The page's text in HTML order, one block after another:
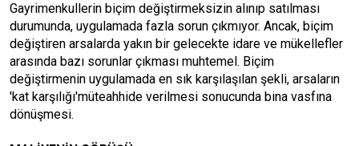
Gayrimenkullerin biçim değiştirmeksizin alınıp satılması
durumunda, uygulamada fazla sorun çıkmıyor. Ancak, biçim
değiştiren arsalarda yakın bir gelecekte idare ve mükellefler
arasında bazı sorunlar çıkması muhtemel. Biçim
değiştirmenin uygulamada en sık karşılaşılan şekli, arsaların
'kat karşılığı'müteahhide verilmesi sonucunda bina vasfına
dönüşmesi.